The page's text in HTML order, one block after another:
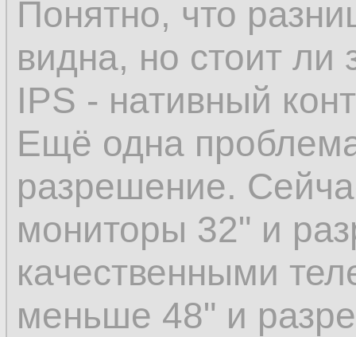
Понятно, что
видна, но стоит ли
IPS - нативный
Ещё одна
разрешение.
мониторы 32" и
качественными
меньше 48" и